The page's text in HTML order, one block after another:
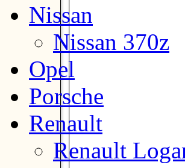
Nissan
Nissan 370z
Opel
Porsche
Renault
Renault